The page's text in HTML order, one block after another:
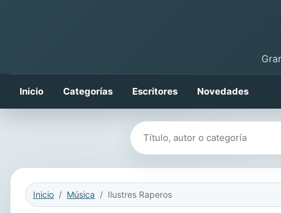
Inicio Categorías Escritores Novedades
Buscar libros
Inicio Música Ilustres Raperos